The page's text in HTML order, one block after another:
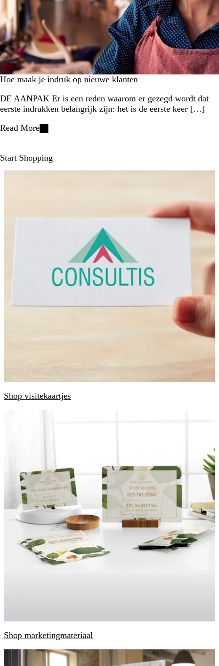
Hoe maak je indruk op nieuwe klanten
DE AANPAK Er is een reden waarom er gezegd wordt dat
eerste indrukken belangrijk zijn: het is de eerste keer […]
Read More
Start Shopping
Shop visitekaartjes
Shop marketingmateriaal